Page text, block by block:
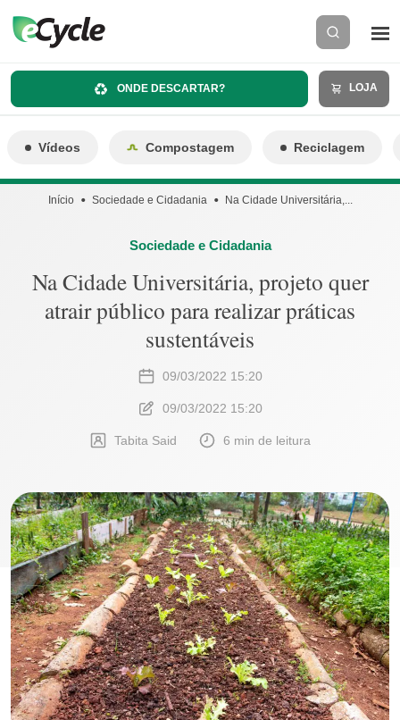
ONDE DESCARTAR? LOJA
Vídeos Compostagem Reciclagem
Início Sociedade e Cidadania Na Cidade Universitária,...
Sociedade e Cidadania
Na Cidade Universitária, projeto quer
atrair público para realizar práticas
sustentáveis
09/03/2022 15:20
09/03/2022 15:20
Tabita Said 6 min de leitura